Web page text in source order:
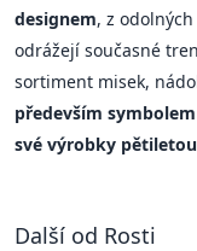
designem, z
odrážejí současné
sortiment misek,
především
své výrobky
Další od Rosti